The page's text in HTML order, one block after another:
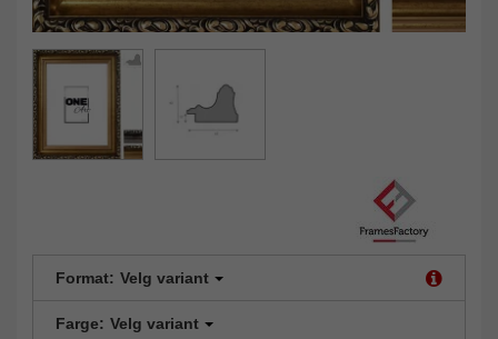
Format: Velg variant
Farge: Velg variant